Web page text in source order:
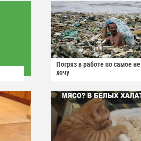
Погряз в работе по самое не
хочу